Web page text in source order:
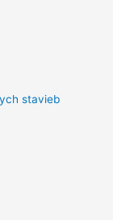
stavieb